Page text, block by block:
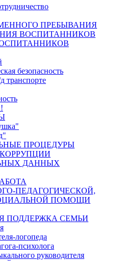
ПРЕБЫВАНИЯ
ВОСПИТАННИКОВ
безопасность
транспорте
ПРОЦЕДУРЫ
ДАННЫХ
ПЕДАГОГИЧЕСКОЙ,
ПОМОЩИ
ПОДДЕРЖКА СЕМЬИ
логопеда
психолога
руководителя